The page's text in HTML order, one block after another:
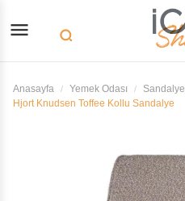
menu search
Anasayfa Yemek Odası Sandalye
Hjort Knudsen Toffee Kollu Sandalye